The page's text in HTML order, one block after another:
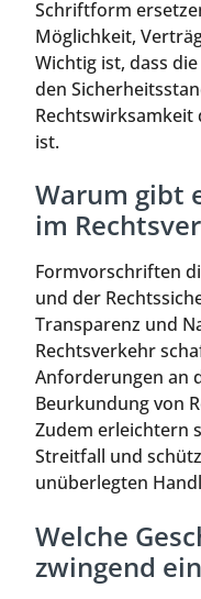
Schriftform
Möglichkeit,
Wichtig ist, dass
den
Rechtswirksamkeit
ist.
Warum gibt
im
Formvorschriften
und der
Transparenz und
Rechtsverkehr
Anforderungen an
Beurkundung von
Zudem erleichtern
Streitfall und
unüberlegten
Welche
zwingend